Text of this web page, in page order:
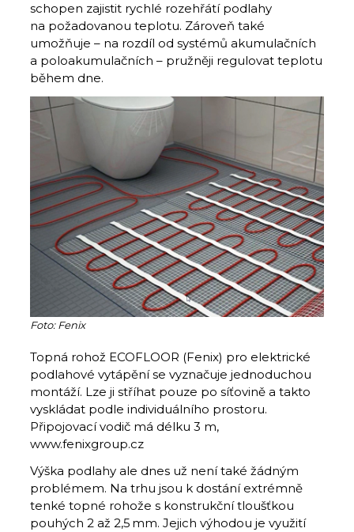
schopen zajistit rychlé rozehřátí podlahy
na požadovanou teplotu. Zároveň také
umožňuje – na rozdíl od systémů akumulačních
a poloakumulačních – pružněji regulovat teplotu
během dne.
Foto: Fenix
Topná rohož ECOFLOOR (Fenix) pro elektrické
podlahové vytápění se vyznačuje jednoduchou
montáží. Lze ji stříhat pouze po síťovině a takto
vyskládat podle individuálního prostoru.
Připojovací vodič má délku 3 m,
www.fenixgroup.cz
Výška podlahy ale dnes už není také žádným
problémem. Na trhu jsou k dostání extrémně
tenké topné rohože s konstrukční tloušťkou
pouhých 2 až 2,5 mm. Jejich výhodou je využití